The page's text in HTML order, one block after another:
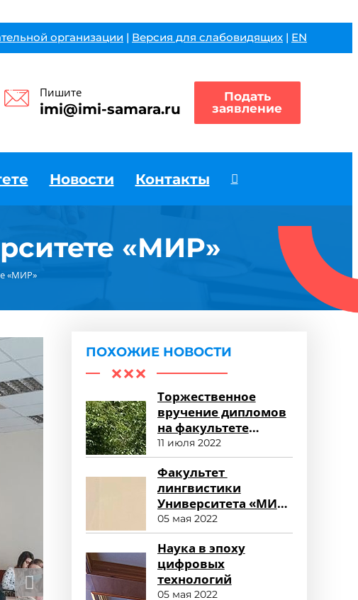
организации | Версия для слабовидящих | EN
Пишите
imi@imi-samara.ru
Подать
заявление
Новости Контакты
«МИР»
«МИР»
ПОХОЖИЕ НОВОСТИ
Торжественное
вручение дипломов
на факультете
среднего
профессионального
образования
11 июля 2022
Факультет
лингвистики
Университета «МИР»
глазами
работодателя
05 мая 2022
Наука в эпоху
цифровых
технологий
05 мая 2022